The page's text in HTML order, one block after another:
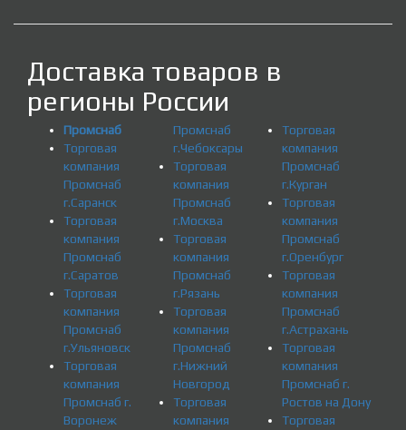
Доставка товаров в
регионы России
Промснаб
Торговая
компания
Промснаб
г.Саранск
Торговая
компания
Промснаб
г.Саратов
Торговая
компания
Промснаб
г.Ульяновск
Торговая
компания
Промснаб г.
Воронеж
Промснаб
г.Чебоксары
Торговая
компания
Промснаб
г.Москва
Торговая
компания
Промснаб
г.Рязань
Торговая
компания
Промснаб
г.Нижний
Новгород
Торговая
компания
Торговая
компания
Промснаб
г.Курган
Торговая
компания
Промснаб
г.Оренбург
Торговая
компания
Промснаб
г.Астрахань
Торговая
компания
Промснаб г.
Ростов на Дону
Торговая